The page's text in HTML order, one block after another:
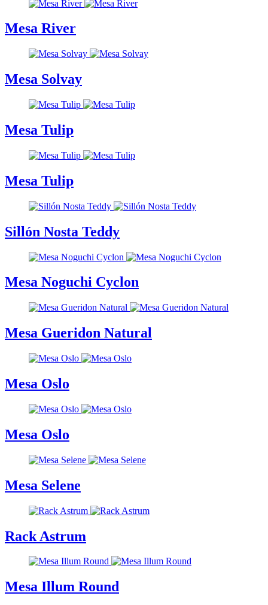
Mesa River
Mesa Solvay
Mesa Tulip
Mesa Tulip
Sillón Nosta Teddy
Mesa Noguchi Cyclon
Mesa Gueridon Natural
Mesa Oslo
Mesa Oslo
Mesa Selene
Rack Astrum
Mesa Illum Round